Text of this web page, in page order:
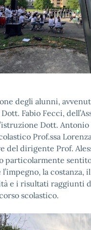
degli alunni,
Fabio Fecci,
Dott.
Prof.ssa
del dirigente Prof.
particolarmente
la costanza,
e i risultati raggiunti
scolastico.